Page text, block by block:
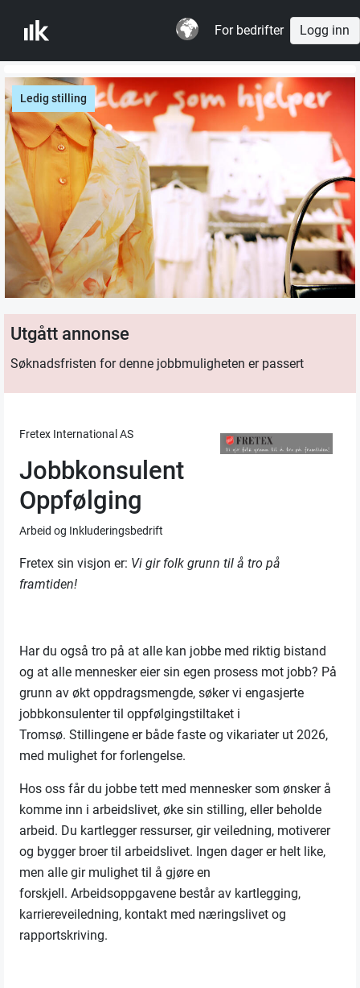
For bedrifter Logg inn
Ledig stilling
Utgått annonse
Søknadsfristen for denne jobbmuligheten er passert
Fretex International AS
Jobbkonsulent
Oppfølging
Arbeid og Inkluderingsbedrift
Fretex sin visjon er: Vi gir folk grunn til å tro på
framtiden!
Har du også tro på at alle kan jobbe med riktig bistand
og at alle mennesker eier sin egen prosess mot jobb? På
grunn av økt oppdragsmengde, søker vi engasjerte
jobbkonsulenter til oppfølgingstiltaket i
Tromsø. Stillingene er både faste og vikariater ut 2026,
med mulighet for forlengelse.
Hos oss får du jobbe tett med mennesker som ønsker å
komme inn i arbeidslivet, øke sin stilling, eller beholde
arbeid. Du kartlegger ressurser, gir veiledning, motiverer
og bygger broer til arbeidslivet. Ingen dager er helt like,
men alle gir mulighet til å gjøre en
forskjell. Arbeidsoppgavene består av kartlegging,
karriereveiledning, kontakt med næringslivet og
rapportskriving.